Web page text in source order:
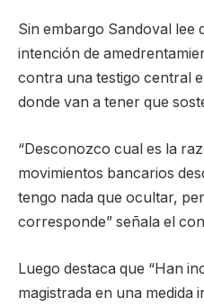
Sin embargo Sandoval lee
intención de
contra una testigo central
donde van a tener que
“Desconozco cual es la
movimientos bancarios
tengo nada que ocultar,
corresponde” señala el
Luego destaca que “Han
magistrada en una medida